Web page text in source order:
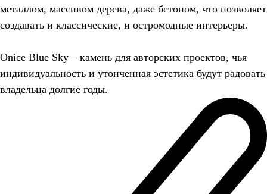
металлом, массивом дерева, даже бетоном, что позволяет
создавать и классические, и остромодные интерьеры.
Onice Blue Sky – камень для авторских проектов, чья
индивидуальность и утонченная эстетика будут радовать
владельца долгие годы.